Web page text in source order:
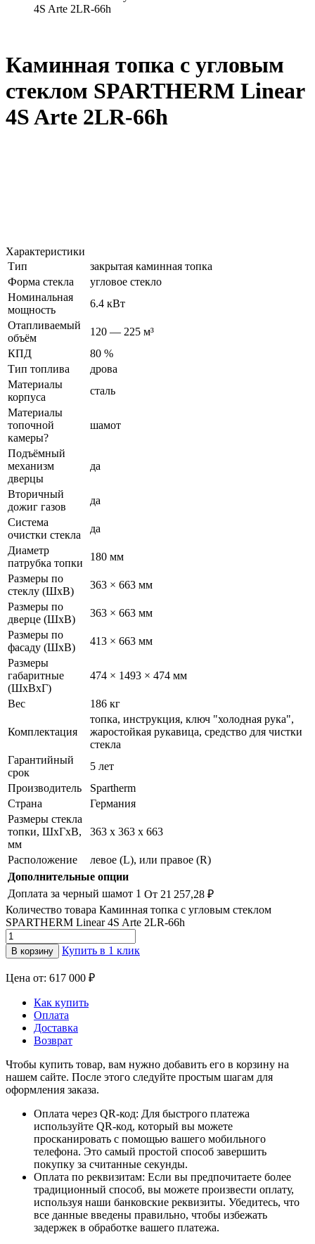
4S Arte 2LR-66h
Каминная топка с угловым
стеклом SPARTHERM Linear
4S Arte 2LR-66h
Характеристики
Тип
закрытая каминная топка
Форма стекла
угловое стекло
Номинальная
мощность
6.4 кВт
Отапливаемый
объём
120 — 225 м³
КПД
80 %
Тип топлива
дрова
Материалы
корпуса
сталь
Материалы
топочной
камеры?
шамот
Подъёмный
механизм
дверцы
да
Вторичный
дожиг газов
да
Система
очистки стекла
да
Диаметр
патрубка топки
180 мм
Размеры по
стеклу (ШхВ)
363 × 663 мм
Размеры по
дверце (ШхВ)
363 × 663 мм
Размеры по
фасаду (ШхВ)
413 × 663 мм
Размеры
габаритные
(ШхВхГ)
474 × 1493 × 474 мм
Вес 186 кг
Комплектация
топка, инструкция, ключ "холодная рука",
жаростойкая рукавица, средство для чистки
стекла
Гарантийный
срок
5 лет
Производитель
Spartherm
Страна
Германия
Размеры стекла
топки, ШхГхВ,
мм
363 х 363 х 663
Расположение
левое (L), или правое (R)
Дополнительные опции
Доплата за черный шамот 1 От 21 257,28 ₽
Количество товара Каминная топка с угловым стеклом
SPARTHERM Linear 4S Arte 2LR-66h
В корзину Купить в 1 клик
Цена от: 617 000 ₽
Как купить
Оплата
Доставка
Возврат
Чтобы купить товар, вам нужно добавить его в корзину на
нашем сайте. После этого следуйте простым шагам для
оформления заказа.
Оплата через QR-код: Для быстрого платежа
используйте QR-код, который вы можете
просканировать с помощью вашего мобильного
телефона. Это самый простой способ завершить
покупку за считанные секунды.
Оплата по реквизитам: Если вы предпочитаете более
традиционный способ, вы можете произвести оплату,
используя наши банковские реквизиты. Убедитесь, что
все данные введены правильно, чтобы избежать
задержек в обработке вашего платежа.